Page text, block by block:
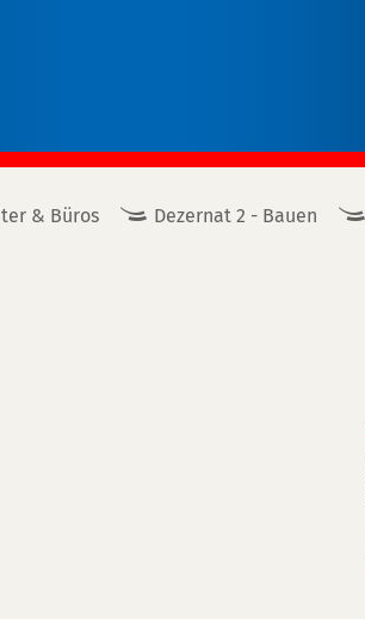
& Büros Dezernat 2 - Bauen